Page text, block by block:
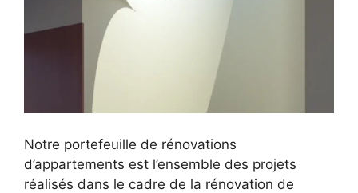
Notre portefeuille de rénovations
d’appartements est l’ensemble des projets
réalisés dans le cadre de la rénovation de